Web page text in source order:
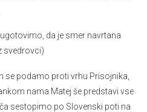
da je smer navrtana
svedrovci)
se podamo proti vrhu Prisojnika,
nama Matej še predstavi vse
sestopimo po Slovenski poti na